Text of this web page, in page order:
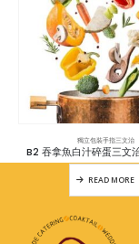
獨立包裝手指三文治
B2 吞拿魚白汁碎蛋三文
READ MORE